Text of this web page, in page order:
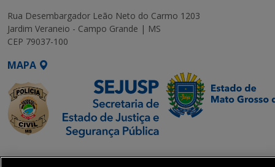
Rua Desembargador Leão Neto do Carmo 1203
Jardim Veraneio - Campo Grande | MS
CEP 79037-100
MAPA